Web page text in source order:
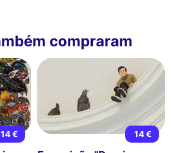
compraram
14 € 14 €